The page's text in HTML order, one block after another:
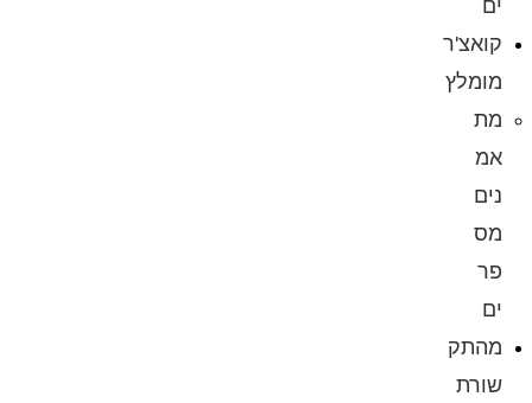
ים
קואצ'ר
מומלץ
מת
אמ
נים
מס
פר
ים
מהתק
שורת